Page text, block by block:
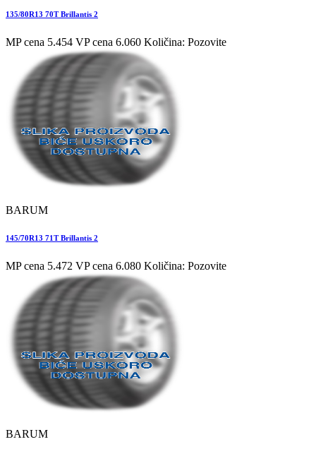
135/80R13 70T Brillantis 2
MP cena 5.454 VP cena 6.060 Količina: Pozovite
BARUM
145/70R13 71T Brillantis 2
MP cena 5.472 VP cena 6.080 Količina: Pozovite
BARUM